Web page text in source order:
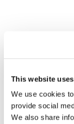
This website
We use cookies
provide social
We also share